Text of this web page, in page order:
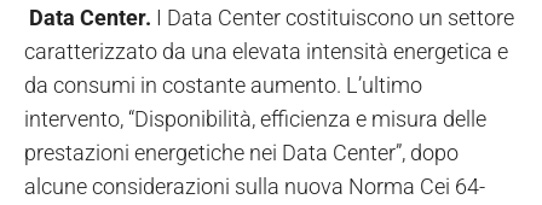
Data Center. I Data Center costituiscono un settore
caratterizzato da una elevata intensità energetica e
da consumi in costante aumento. L’ultimo
intervento, “Disponibilità, efficienza e misura delle
prestazioni energetiche nei Data Center”, dopo
alcune considerazioni sulla nuova Norma Cei 64-